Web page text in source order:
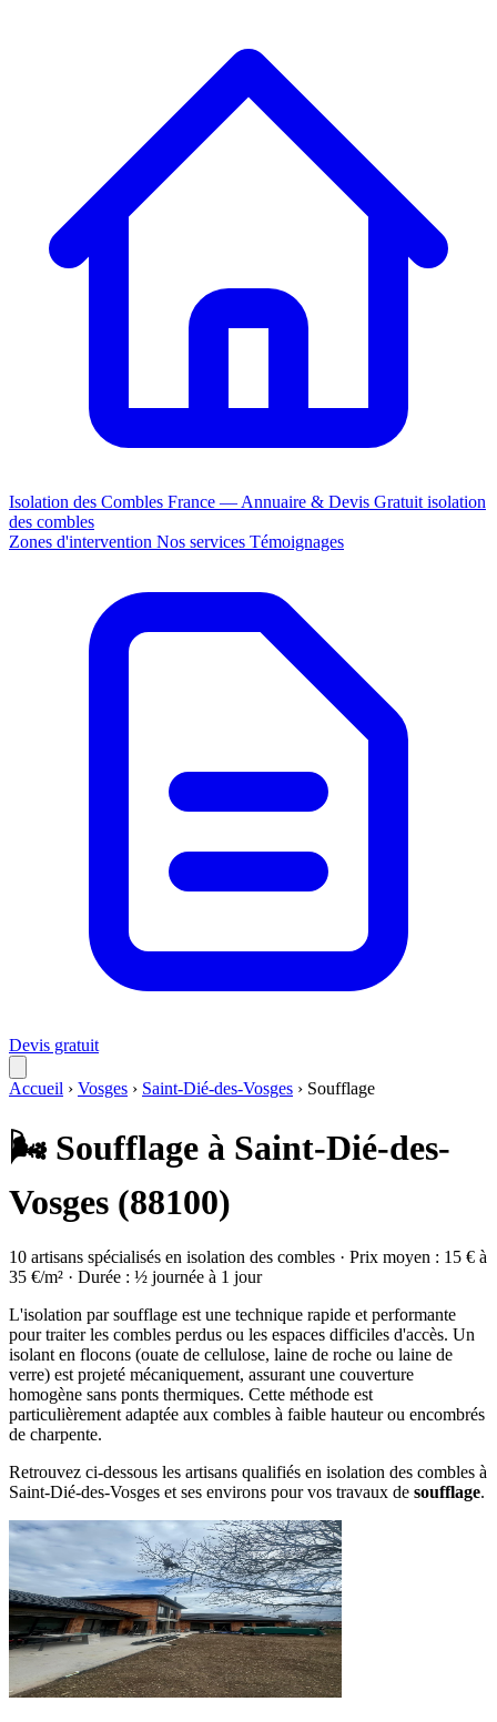
Isolation des Combles France — Annuaire & Devis Gratuit isolation
des combles
Zones d'intervention Nos services Témoignages
Devis gratuit
Accueil › Vosges › Saint-Dié-des-Vosges › Soufflage
🌬️ Soufflage à Saint-Dié-des-
Vosges (88100)
10 artisans spécialisés en isolation des combles · Prix moyen : 15 € à
35 €/m² · Durée : ½ journée à 1 jour
L'isolation par soufflage est une technique rapide et performante
pour traiter les combles perdus ou les espaces difficiles d'accès. Un
isolant en flocons (ouate de cellulose, laine de roche ou laine de
verre) est projeté mécaniquement, assurant une couverture
homogène sans ponts thermiques. Cette méthode est
particulièrement adaptée aux combles à faible hauteur ou encombrés
de charpente.
Retrouvez ci-dessous les artisans qualifiés en isolation des combles à
Saint-Dié-des-Vosges et ses environs pour vos travaux de soufflage.